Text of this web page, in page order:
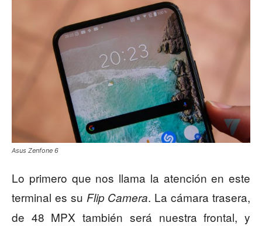
Asus Zenfone 6
Lo primero que nos llama la atención en este
terminal es su Flip Camera. La cámara trasera,
de 48 MPX también será nuestra frontal, y